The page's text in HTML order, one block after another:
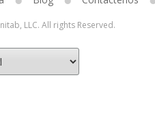
LLC. All rights Reserved.